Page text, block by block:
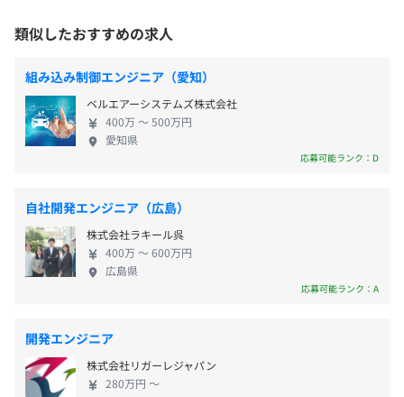
プロジェクトごとに選択、オブジェクト指向、ウォーター
フォール、アジャイル
エンジニア一人一人に等級が付けられており、等級別での
大まかな給与の下限・上限が決まっております。
年に1度の査定評価をさせて頂き、ステップアップしつつ
・居住地の最寄りの支店を中心としたプロジェクト先の担
・100％自社内開発のセンターも全国11カ所にあります
・配属先企業の判断により、在宅勤務も実施しています
就業形態は、自社開発センターでの勤務(受託契約)もしく
はクライアント企業での勤務(構内請負契約/派遣契約)とな
就業場所の変更範囲
＜雇入時＞
全国各拠点・開発センターおよびプロジェクト先
受動喫煙防止措置に関する事項
原則屋内禁煙
・勤務形態：固定時間制
・就業時間：9:00～18:00
休憩時間：休憩60分
平均残業時間：11.1時間
年間休日122日
週休2日制（土・日)、祝日
※祝日のある週は土曜出社あり。（会社カレンダーによ
・年末年始休暇
・慶弔休暇
・産前・産後休暇
技術者も企業も自然と集まってくる"選ばれる会
社"を目指す 2. これから力を入れること ● エンジニ
アのスキルアップ - 市場で求められる技術を学べる研
修を強化 - 特にデジタル・先端技術のスキルを伸ばす
仕組みを整備 - 「成長したい人がちゃんと成長でき
る」環境づくり ● 課題解決型のサービスを広げる -
ただ人を派遣するだけでなく、技術を使って課題を
ベース開発、IoTなどの分野でサービスを強化 - 付加
価値の高い仕事を増やし、会社としての成長につな
げる ● 外部との連携を広げる - 大学や企業と協力
し、新しい技術やサービスを一緒に生み出す - パート
ナーシップを活かして事業領域を広げる 3. 市場の動
タル化などで、技術者の需要は増え続けている - IT人
材不足が深刻で、デジタル技術に強いエンジニアは
特に求められている - テクノプロは安定した取引基盤
があり、成長のチャンスが大きい
類似したおすすめの求人
組み込み制御エンジニア（愛知）
ベルエアーシステムズ株式会社
400万 〜 500万円
愛知県
応募可能ランク：D
自社開発エンジニア（広島）
株式会社ラキール呉
400万 〜 600万円
広島県
応募可能ランク：A
開発エンジニア
株式会社リガーレジャパン
280万円 〜